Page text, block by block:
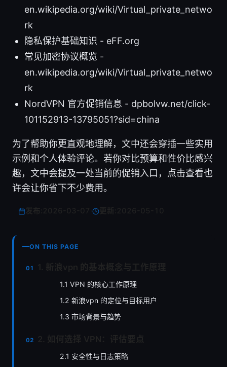
en.wikipedia.org/wiki/Virtual_private_netwo
rk
隐私保护基础知识 - eFF.org
常见加密协议概览 -
en.wikipedia.org/wiki/Virtual_private_netwo
rk
NordVPN 官方促销信息 - dpbolvw.net/click-
101152913-13795051?sid=china
为了帮助你更直观地理解，文中还会穿插一些实用
示例和个人体验评论。若你对比预算和性价比感兴
趣，文中会提及一处当前的促销入口，点击查看也
许会让你省下不少费用。
更新:
ON THIS PAGE
1.1 VPN 的核心工作原理
1.2 新浪vpn 的定位与目标用户
1.3 市场背景与趋势
2.1 安全性与日志策略